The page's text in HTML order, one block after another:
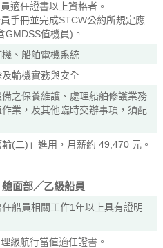
適任證書以上資格者。
手冊並完成STCW公約所規定應
GMDSS值機員)。
、船舶電機系統
輪機實務與安全
之保養維護、處理船舶修護業務
業，及其他臨時交辦事項，須配
(二)」進用，月薪約 49,470 元。
艙面部／乙級船員
船員相關工作1年以上具有證明
級航行當值適任證書。